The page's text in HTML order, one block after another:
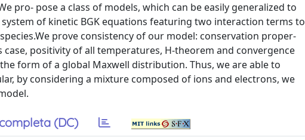
pro- pose a class of models, which can be easily generalized to
of kinetic BGK equations featuring two interaction terms to
prove consistency of our model: conservation proper-
positivity of all temperatures, H-theorem and convergence
form of a global Maxwell distribution. Thus, we are able to
by considering a mixture composed of ions and electrons, we
(DC)